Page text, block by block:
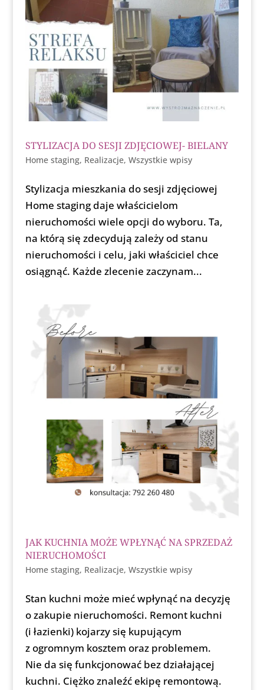
STYLIZACJA DO SESJI ZDJĘCIOWEJ- BIELANY
Home staging, Realizacje, Wszystkie wpisy
Stylizacja mieszkania do sesji zdjęciowej
Home staging daje właścicielom
nieruchomości wiele opcji do wyboru. Ta,
na którą się zdecydują zależy od stanu
nieruchomości i celu, jaki właściciel chce
osiągnąć. Każde zlecenie zaczynam...
JAK KUCHNIA MOŻE WPŁYNĄĆ NA SPRZEDAŻ
NIERUCHOMOŚCI
Home staging, Realizacje, Wszystkie wpisy
Stan kuchni może mieć wpłynąć na decyzję
o zakupie nieruchomości. Remont kuchni
(i łazienki) kojarzy się kupującym
z ogromnym kosztem oraz problemem.
Nie da się funkcjonować bez działającej
kuchni. Ciężko znaleźć ekipę remontową.